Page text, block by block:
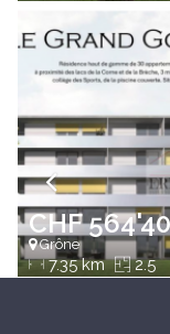
CHF
Grône
7.35 km 2.5